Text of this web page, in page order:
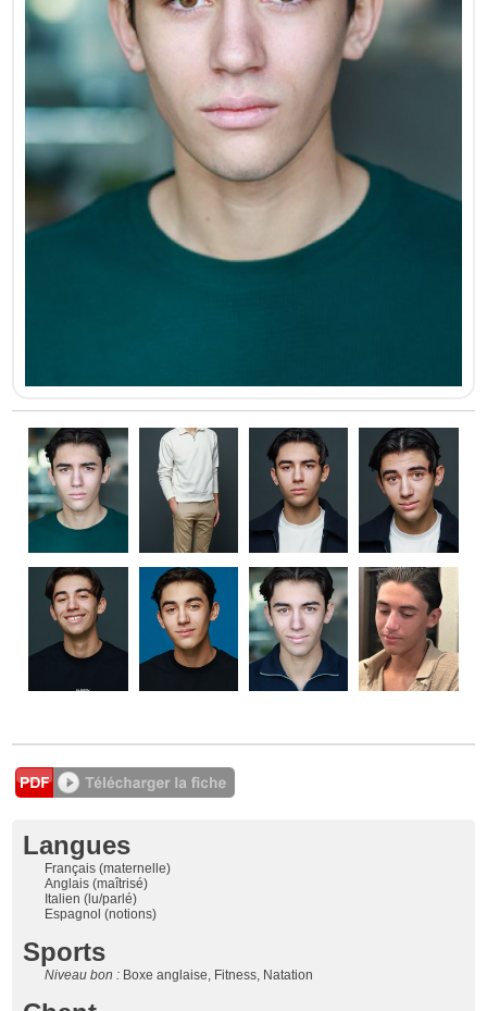
Langues
Français (maternelle)
Anglais (maîtrisé)
Italien (lu/parlé)
Espagnol (notions)
Sports
Niveau bon : Boxe anglaise, Fitness, Natation